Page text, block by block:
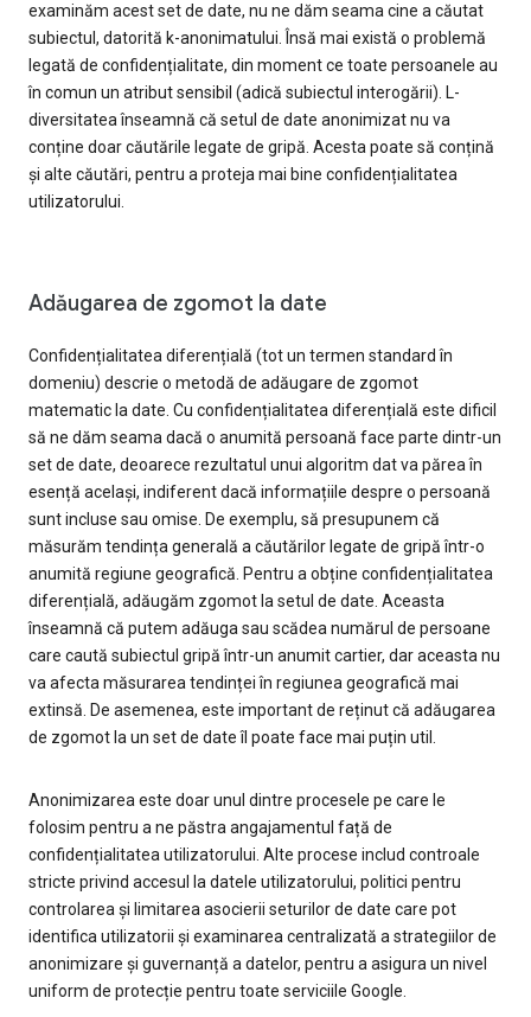
examinăm acest set de date, nu ne dăm seama cine a căutat
subiectul, datorită k-anonimatului. Însă mai există o problemă
legată de confidențialitate, din moment ce toate persoanele au
în comun un atribut sensibil (adică subiectul interogării). L-
diversitatea înseamnă că setul de date anonimizat nu va
conține doar căutările legate de gripă. Acesta poate să conțină
și alte căutări, pentru a proteja mai bine confidențialitatea
utilizatorului.
Adăugarea de zgomot la date
Confidențialitatea diferențială (tot un termen standard în
domeniu) descrie o metodă de adăugare de zgomot
matematic la date. Cu confidențialitatea diferențială este dificil
să ne dăm seama dacă o anumită persoană face parte dintr-un
set de date, deoarece rezultatul unui algoritm dat va părea în
esență același, indiferent dacă informațiile despre o persoană
sunt incluse sau omise. De exemplu, să presupunem că
măsurăm tendința generală a căutărilor legate de gripă într-o
anumită regiune geografică. Pentru a obține confidențialitatea
diferențială, adăugăm zgomot la setul de date. Aceasta
înseamnă că putem adăuga sau scădea numărul de persoane
care caută subiectul gripă într-un anumit cartier, dar aceasta nu
va afecta măsurarea tendinței în regiunea geografică mai
extinsă. De asemenea, este important de reținut că adăugarea
de zgomot la un set de date îl poate face mai puțin util.
Anonimizarea este doar unul dintre procesele pe care le
folosim pentru a ne păstra angajamentul față de
confidențialitatea utilizatorului. Alte procese includ controale
stricte privind accesul la datele utilizatorului, politici pentru
controlarea și limitarea asocierii seturilor de date care pot
identifica utilizatorii și examinarea centralizată a strategiilor de
anonimizare și guvernanță a datelor, pentru a asigura un nivel
uniform de protecție pentru toate serviciile Google.